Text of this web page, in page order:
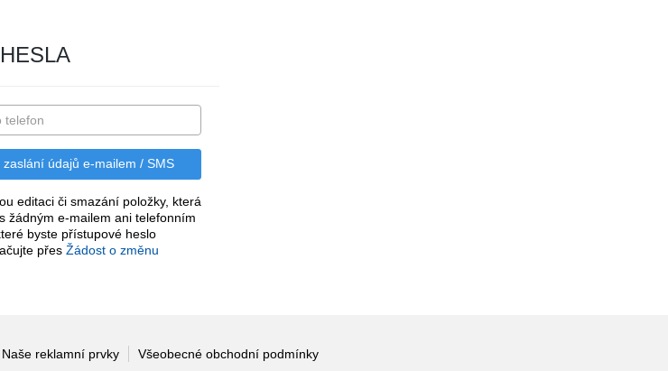
editaci či smazání položky, která
žádným e-mailem ani telefonním
byste přístupové heslo
přes Žádost o změnu
Naše reklamní prvky Všeobecné obchodní podmínky